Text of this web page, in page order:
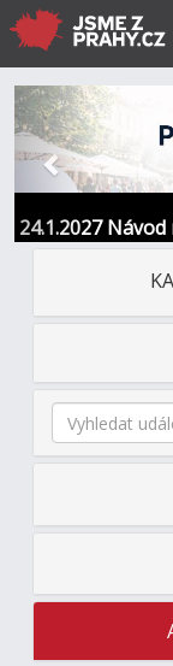
24.1.2027
a kontakt
Předchozí